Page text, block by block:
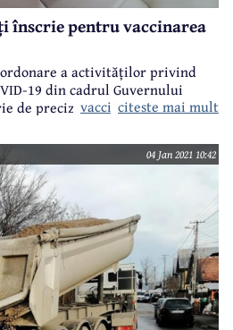
înscrie pentru vaccinarea
a activităților privind
19 din cadrul Guvernului
de precizări legate de
-
vaccinare-covid.gov.ro
.
citeste mai mult
04 Jan 2021 10:42